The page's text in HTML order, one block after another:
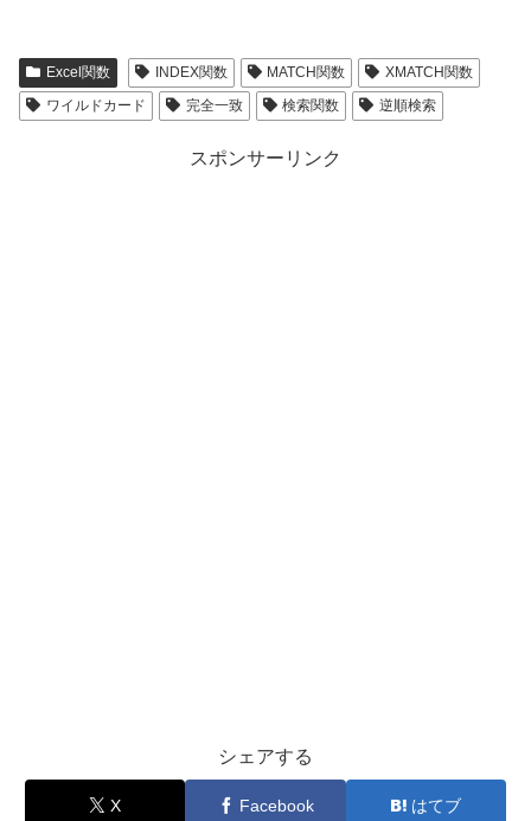
Excel関数 INDEX関数 MATCH関数
XMATCH関数
ワイルドカード
完全一致 検索関数 逆順検索
スポンサーリンク
シェアする
X Facebook はてブ